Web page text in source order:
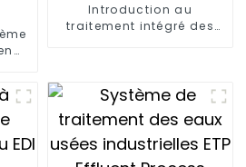
Introduction au
traitement intégré des